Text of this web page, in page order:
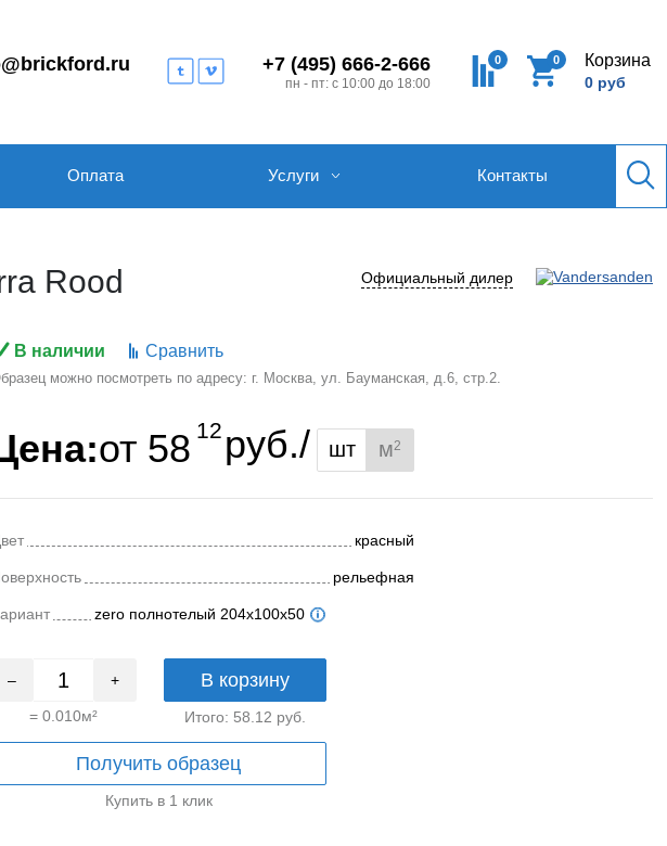
+7 (495) 666-2-666
пн - пт: с 10:00 до 18:00
0 0 Корзина
0 руб
Оплата Услуги Контакты
Rood Официальный дилер
В наличии Сравнить
можно посмотреть по адресу: г. Москва, ул. Бауманская, д.6, стр.2.
от 58 12 руб./ шт м2
красный
рельефная
zero полнотелый 204x100x50
– +
= 0.010м²
В корзину
Итого: 58.12 руб.
Получить образец
Купить в 1 клик